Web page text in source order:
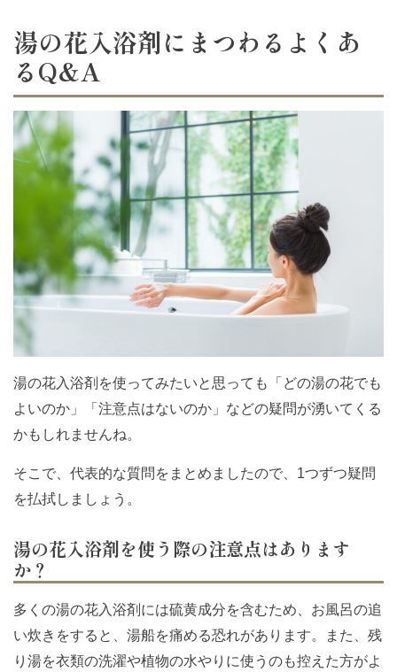
湯の花入浴剤にまつわるよくあ
るQ&A
湯の花入浴剤を使ってみたいと思っても「どの湯の花でも
よいのか」「注意点はないのか」などの疑問が湧いてくる
かもしれませんね。
そこで、代表的な質問をまとめましたので、1つずつ疑問
を払拭しましょう。
湯の花入浴剤を使う際の注意点はあります
か？
多くの湯の花入浴剤には硫黄成分を含むため、お風呂の追
い炊きをすると、湯船を痛める恐れがあります。また、残
り湯を衣類の洗濯や植物の水やりに使うのも控えた方がよ